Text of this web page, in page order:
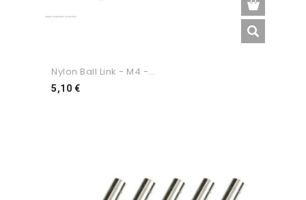
Nylon Ball Link - M4 -...
5,10 €Preço